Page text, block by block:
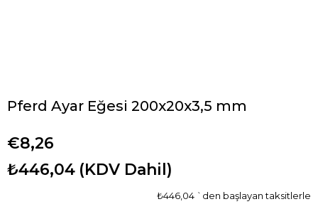
Pferd Ayar Eğesi 200x20x3,5 mm
€8,26
₺446,04 (KDV Dahil)
₺446,04 `den başlayan taksitlerle